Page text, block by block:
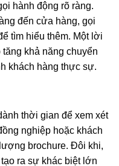
hành động rõ ràng.
đến cửa hàng, gọi
tìm hiểu thêm. Một lời
khả năng chuyển
khách hàng thực sự.
thời gian để xem xét
nghiệp hoặc khách
brochure. Đôi khi,
ra sự khác biệt lớn